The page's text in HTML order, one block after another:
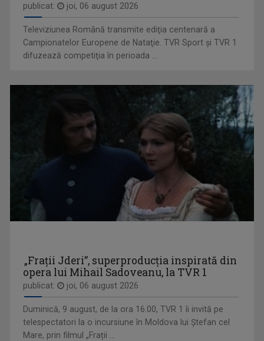
WEEKEND MATINAL
Weekend Matinal este emisiunea care crede că ...
ALCHIMIA BANILOR
O emisiune educativă și utilă, „Alchimia ...
BOGDAN ŞERBAN IANCU
În trei decenii de carieră a făcut anchete ...
MARINA CONSTANTINESCU
Marina Constantinescu s-a născut pe 22 ...
publicat: joi, 06 august 2026
Televiziunea Română transmite ediţia centenară a
Campionatelor Europene de Nataţie. TVR Sport şi TVR 1
difuzează competiţia în perioada ...
„Frații Jderi”, superproducția inspirată din
opera lui Mihail Sadoveanu, la TVR 1
publicat: joi, 06 august 2026
Duminică, 9 august, de la ora 16.00, TVR 1 îi invită pe
telespectatori la o incursiune în Moldova lui Ștefan cel
Mare, prin filmul „Frații ...